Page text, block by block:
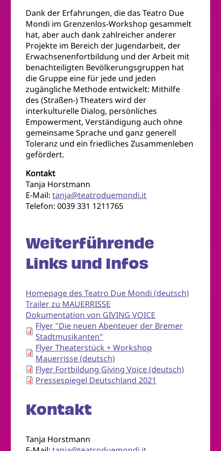
Dank der Erfahrungen, die das Teatro Due
Mondi im Grenzenlos-Workshop gesammelt
hat, aber auch dank zahlreicher anderer
Projekte im Bereich der Jugendarbeit, der
Erwachsenenfortbildung und der Arbeit mit
benachteiligten Bevölkerungsgruppen hat
die Gruppe eine für jede und jeden
zugängliche Methode entwickelt: Mithilfe
des (Straßen-) Theaters wird der
interkulturelle Dialog, persönliches
Empowerment, Verständigung auch ohne
gemeinsame Sprache und ganz generell
Toleranz und ein friedliches Zusammenleben
gefördert.
Kontakt
Tanja Horstmann
E-Mail:tanja@teatroduemondi.it
Telefon: 0039 331 1211765
Weiterführende
Links und Infos
Homepage des Teatro Due Mondi (deutsch)
Trailer zu MAUERRISSE
Dokumentation von GIVING VOICE
Flyer "Die neuen Abenteuer der Bremer
Stadtmusikanten"
Flyer Theaterstück + Workshop
Mauerrisse (deutsch)
Flyer Fortbildung Giving Voice (deutsch)
Pressespiegel Deutschland 2021
Kontakt
Tanja Horstmann